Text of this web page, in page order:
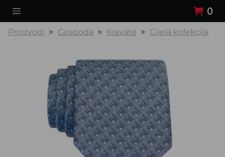
0
Proizvodi Gospoda Kravate Cijela kolekcija